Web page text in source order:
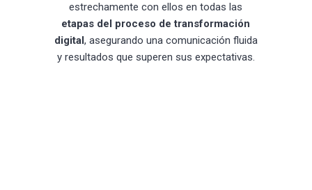
estrechamente con ellos en todas las
etapas del proceso de transformación
digital, asegurando una comunicación fluida
y resultados que superen sus expectativas.